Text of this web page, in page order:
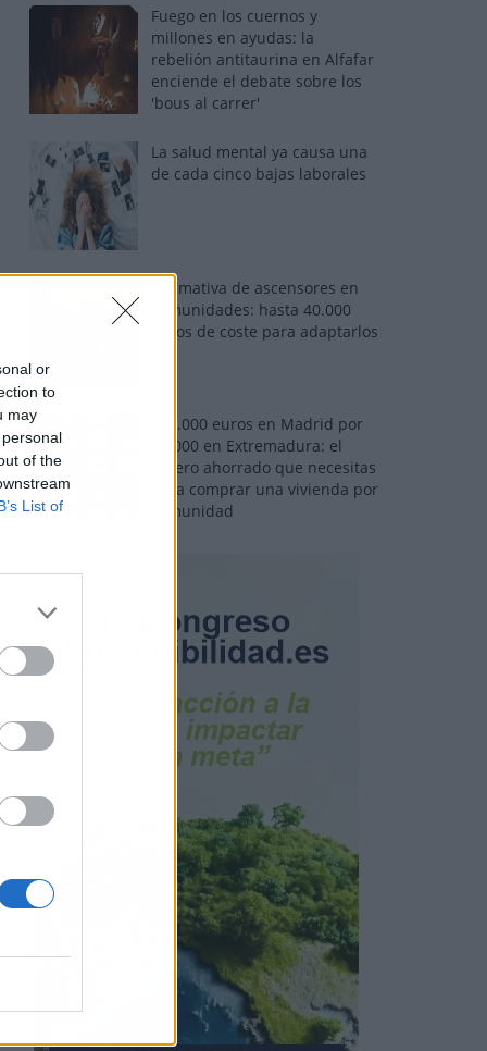
or
to
may
of the
List of
Fuego en los cuernos y
millones en ayudas: la
rebelión antitaurina en Alfafar
enciende el debate sobre los
'bous al carrer'
La salud mental ya causa una
de cada cinco bajas laborales
Normativa de ascensores en
comunidades: hasta 40.000
euros de coste para adaptarlos
110.000 euros en Madrid por
31.000 en Extremadura: el
dinero ahorrado que necesitas
para comprar una vivienda por
comunidad